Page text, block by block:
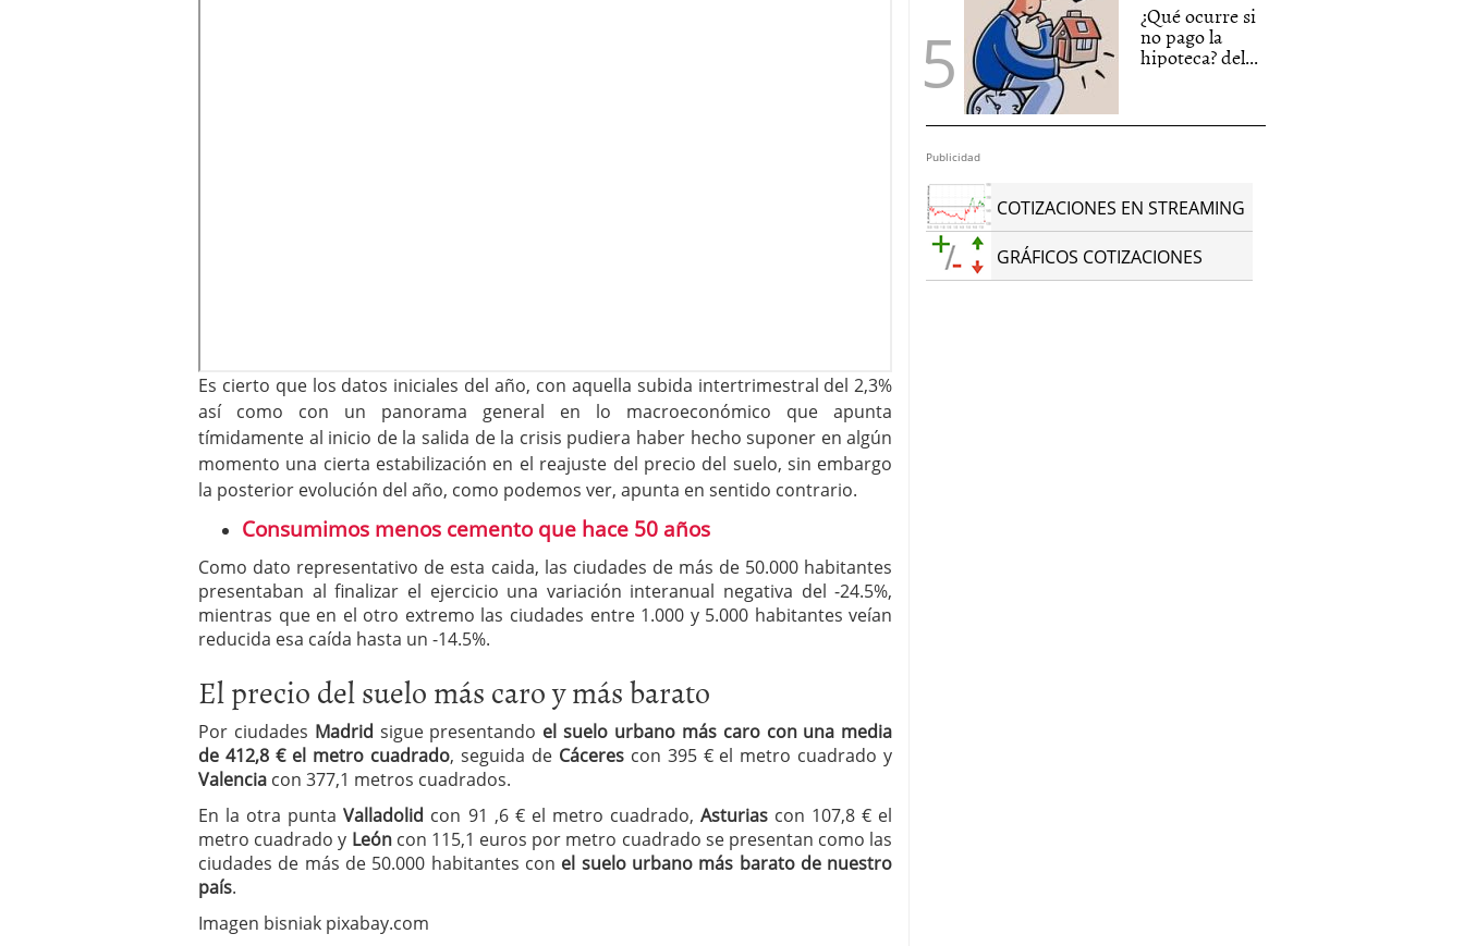
Es cierto que los datos iniciales del año, con aquella subida intertrimestral del 2,3%
así como con un panorama general en lo macroeconómico que apunta
tímidamente al inicio de la salida de la crisis pudiera haber hecho suponer en algún
momento una cierta estabilización en el reajuste del precio del suelo, sin embargo
la posterior evolución del año, como podemos ver, apunta en sentido contrario.
Consumimos menos cemento que hace 50 años
Como dato representativo de esta caida, las ciudades de más de 50.000 habitantes
presentaban al finalizar el ejercicio una variación interanual negativa del -24.5%,
mientras que en el otro extremo las ciudades entre 1.000 y 5.000 habitantes veían
reducida esa caída hasta un -14.5%.
El precio del suelo más caro y más barato
Por ciudades Madrid sigue presentando el suelo urbano más caro con una media
de 412,8 € el metro cuadrado, seguida de Cácerescon 395 € el metro cuadrado y
Valencia con 377,1 metros cuadrados.
En la otra puntaValladolid con 91 ,6 € el metro cuadrado,Asturias con 107,8 € el
metro cuadrado y Leóncon 115,1 euros por metro cuadrado se presentan como las
ciudades de más de 50.000 habitantes con el suelo urbano más barato de nuestro
país.
Imagen bisniak pixabay.com
¿Qué ocurre si
no pago la
hipoteca? del...
Publicidad
COTIZACIONES EN STREAMING
GRÁFICOS COTIZACIONES